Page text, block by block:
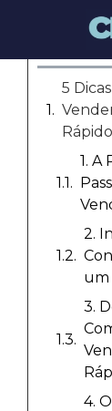
5
Rápido
1. A
2.
um
3.
4.